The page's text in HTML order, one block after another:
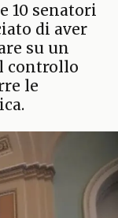
10 senatori
di aver
su un
controllo
le